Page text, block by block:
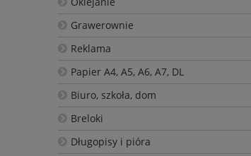
Grawerownie
Reklama
Papier A4, A5, A6, A7, DL
Biuro, szkoła, dom
Breloki
Długopisy i pióra